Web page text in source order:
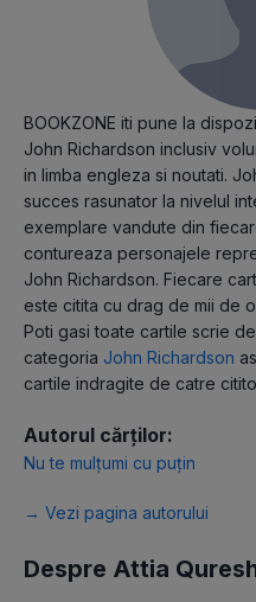
BOOKZONE iti pune la
John Richardson inclusiv
in limba engleza si noutati.
succes rasunator la nivelul
exemplare vandute din
contureaza personajele
John Richardson. Fiecare
este citita cu drag de mii de
Poti gasi toate cartile scrie
categoria John Richardson
cartile indragite de catre
Autorul cărților:
Nu te mulțumi cu puțin
→ Vezi pagina autorului
Despre Attia